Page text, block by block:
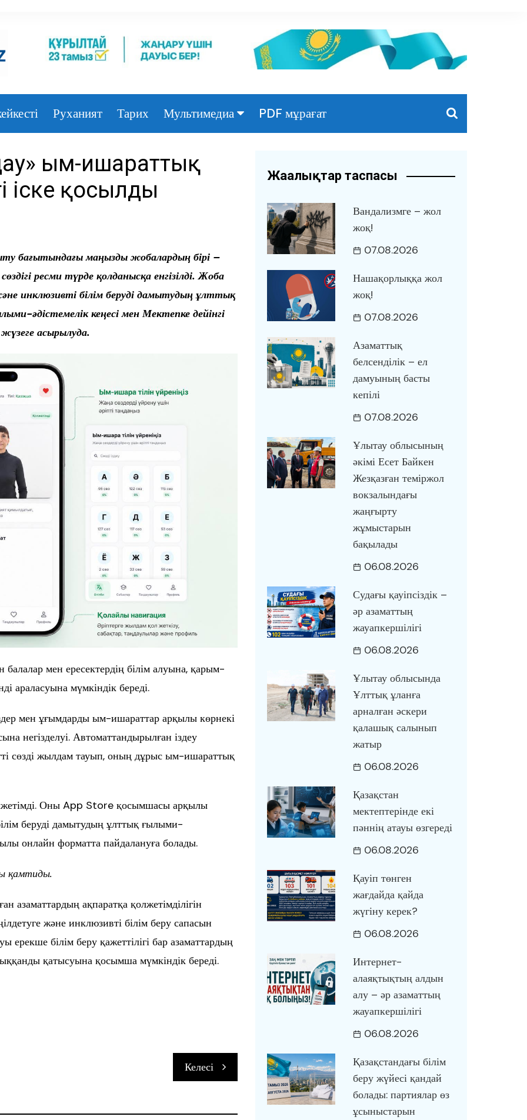
Руханият Тарих Мультимедиа
Видео
PDF мұрағат
ым-ишараттық
іске қосылды
бағытындағы маңызды жобалардың бірі –
ресми түрде қолданысқа енгізілді. Жоба
инклюзивті білім беруді дамытудың ұлттық
әдістемелік кеңесі мен Мектепке дейінгі
асырылуда.
мен ересектердің білім алуына, қарым-
араласуына мүмкіндік береді.
мен ұғымдарды ым-ишараттар арқылы көрнекі
негізделуі. Автоматтандырылған іздеу
сөзді жылдам тауып, оның дұрыс ым-ишараттық
Оны App Store қосымшасы арқылы
беруді дамытудың ұлттық ғылыми-
онлайн форматта пайдалануға болады.
қамтиды.
азаматтардың ақпаратқа қолжетімділігін
және инклюзивті білім беру сапасын
ерекше білім беру қажеттілігі бар азаматтардың
қатысуына қосымша мүмкіндік береді.
Келесі
Жаңалықтар таспасы
Вандализмге – жол
жоқ!
07.08.2026
Нашақорлыққа жол
жоқ!
07.08.2026
Азаматтық
белсенділік – ел
дамуының басты
кепілі
07.08.2026
Ұлытау облысының
әкімі Есет Байкен
Жезқазған теміржол
вокзалындағы
жаңғырту
жұмыстарын
бақылады
06.08.2026
Судағы қауіпсіздік –
әр азаматтың
жауапкершілігі
06.08.2026
Ұлытау облысында
Ұлттық ұланға
арналған әскери
қалашық салынып
жатыр
06.08.2026
Қазақстан
мектептерінде екі
пәннің атауы өзгереді
06.08.2026
Қауіп төнген
жағдайда қайда
жүгіну керек?
06.08.2026
Интернет-
алаяқтықтың алдын
алу – әр азаматтың
жауапкершілігі
06.08.2026
Қазақстандағы білім
беру жүйесі қандай
болады: партиялар өз
ұсыныстарын